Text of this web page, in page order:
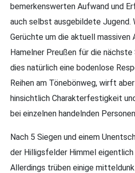
bemerkenswerten Aufwand und
auch selbst ausgebildete Jugend.
Gerüchte um die aktuell massiven
Hamelner Preußen für die
dies natürlich eine bodenlose
Reihen am Tönebönweg, wirft
hinsichtlich Charakterfestigkeit
bei einzelnen handelnden
Nach 5 Siegen und einem
der Hilligsfelder Himmel eigentlich
Allerdings trüben einige